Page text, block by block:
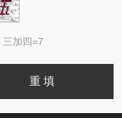
加四=7